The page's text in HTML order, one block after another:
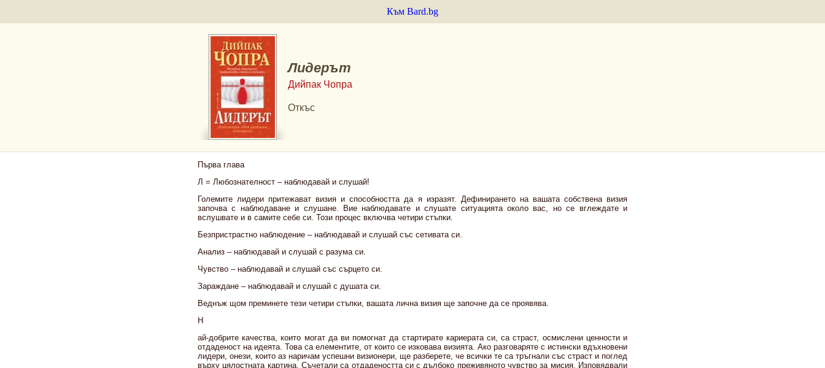
Към Bard.bg
Лидерът
Дийпак Чопра
Откъс
Първа глава
Л = Любознателност – наблюдавай и слушай!
Големите лидери притежават визия и способността да я изразят. Дефинирането на вашата собствена визия
започва с наблюдаване и слушане. Вие наблюдавате и слушате ситуацията около вас, но се вглеждате и
вслушвате и в самите себе си. Този процес включва четири стъпки.
Безпристрастно наблюдение – наблюдавай и слушай със сетивата си.
Анализ – наблюдавай и слушай с разума си.
Чувство – наблюдавай и слушай със сърцето си.
Зараждане – наблюдавай и слушай с душата си.
Веднъж щом преминете тези четири стъпки, вашата лична визия ще започне да се проявява.
Н
ай-добрите качества, които могат да ви помогнат да стартирате кариерата си, са страст, осмислени ценности и
отдаденост на идеята. Това са елементите, от които се изковава визията. Ако разговаряте с истински вдъхновени
лидери, онези, които аз наричам успешни визионери, ще разберете, че всички те са тръгнали със страст и поглед
върху цялостната картина. Съчетали са отдадеността си с дълбоко преживяното чувство за мисия. Изповядвали